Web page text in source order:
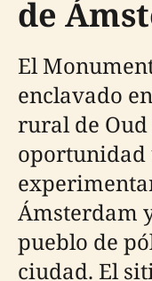
de
El
enclavado
rural de Oud
oportunidad
Ámsterdam
pueblo de
ciudad. El